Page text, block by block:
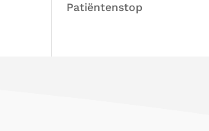
Patiëntenstop